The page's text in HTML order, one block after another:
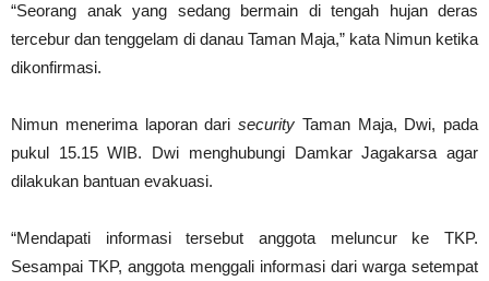
“Seorang anak yang sedang bermain di tengah hujan deras
tercebur dan tenggelam di danau Taman Maja,” kata Nimun ketika
dikonfirmasi.
Nimun menerima laporan dari security Taman Maja, Dwi, pada
pukul 15.15 WIB. Dwi menghubungi Damkar Jagakarsa agar
dilakukan bantuan evakuasi.
“Mendapati informasi tersebut anggota meluncur ke TKP.
Sesampai TKP, anggota menggali informasi dari warga setempat